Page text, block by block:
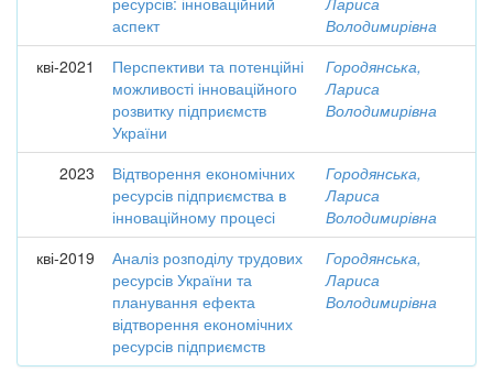
аспект
Володимирівна
кві-2021
Перспективи та потенційні
можливості інноваційного
розвитку підприємств
України
Городянська,
Лариса
Володимирівна
2023
Відтворення економічних
ресурсів підприємства в
інноваційному процесі
Городянська,
Лариса
Володимирівна
кві-2019
Аналіз розподілу трудових
ресурсів України та
планування ефекта
відтворення економічних
ресурсів підприємств
Городянська,
Лариса
Володимирівна